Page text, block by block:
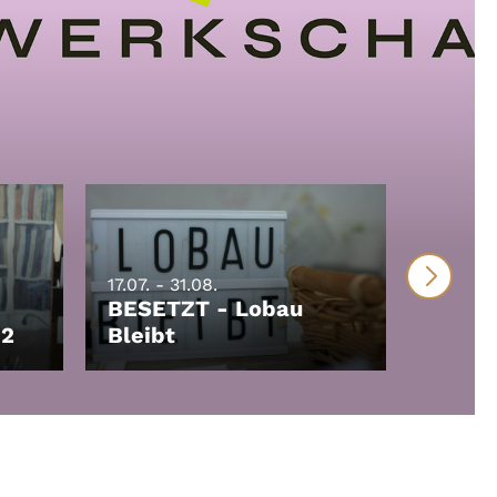
17.07. - 31.08.
BESETZT - Lobau
Bleibt
LEIHEN